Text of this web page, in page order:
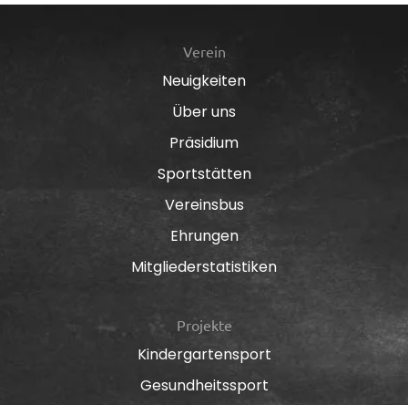
Verein
Neuigkeiten
Über uns
Präsidium
Sportstätten
Vereinsbus
Ehrungen
Mitgliederstatistiken
Projekte
Kindergartensport
Gesundheitssport